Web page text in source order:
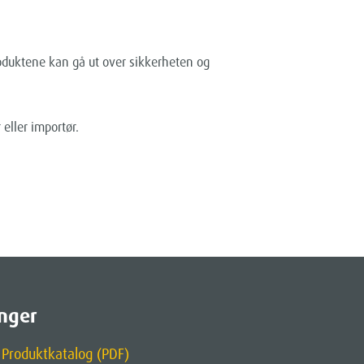
kan gå ut over sikkerheten og
importør.
(PDF)